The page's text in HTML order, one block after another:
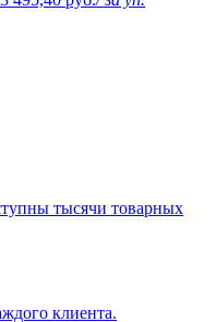
тысячи товарных
клиента.